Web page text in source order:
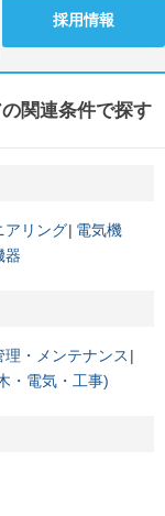
採用情報
関連条件で探す
アリング 電気機
器
・メンテナンス
・電気・工事)